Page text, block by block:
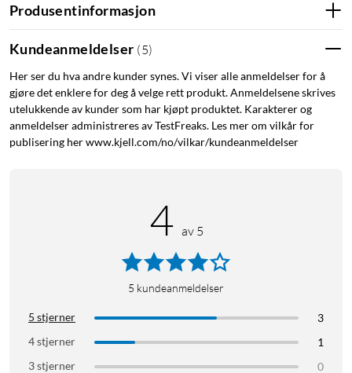
Kort om produktet
Aktiv støydemping og ENC for klare samtaler.
Opptil 100 timers batteritid med ladeetuiet.
Militærklasse-konstruksjon i lettvektskompositt.
Multipoint-støtte for to enheter samtidig.
Krystallklar stemme – uansett hvor du er
ENC (-40 dB). Teknologien gir eksepsjonelt stemmeopptak og
filtrerer bort forstyrrende lyd, noe som gjør hodetelefonene
ideelle for samtaler, videomøter og talestyring – selv i
Bygget for ekstreme forhold
Laget i SUPRA AeroTech FRP©, et fiberforsterket
Produsentinformasjon
Kundeanmeldelser (5)
Her ser du hva andre kunder synes. Vi viser alle anmeldelser for å
gjøre det enklere for deg å velge rett produkt. Anmeldelsene skrives
utelukkende av kunder som har kjøpt produktet. Karakterer og
anmeldelser administreres av TestFreaks. Les mer om vilkår for
publisering her www.kjell.com/no/vilkar/kundeanmeldelser
4 av 5
5 kundeanmeldelser
5 stjerner
3
4 stjerner
1
3 stjerner
0